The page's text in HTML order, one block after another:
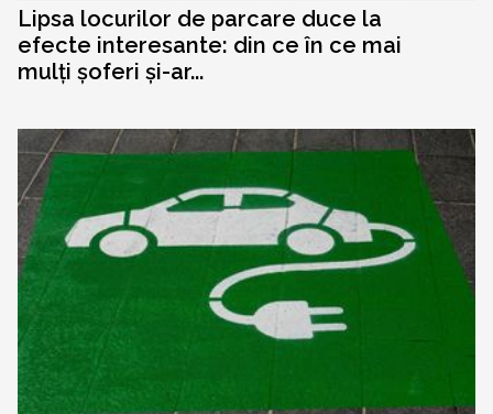
Lipsa locurilor de parcare duce la
efecte interesante: din ce în ce mai
mulți șoferi și-ar...